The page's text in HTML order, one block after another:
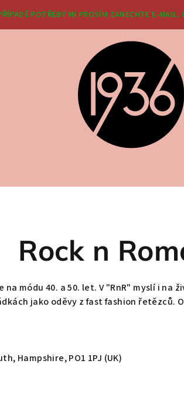
POTŘEBY MI PROSÍM ZANECHTE E-
Rock n
módu 40. a 50. let. V "RnR" myslí i
jako oděvy z fast fashion řetězců.
Hampshire, PO1 1PJ (UK)